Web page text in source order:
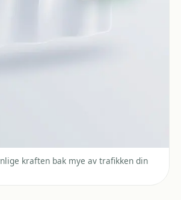
kraften bak mye av trafikken din